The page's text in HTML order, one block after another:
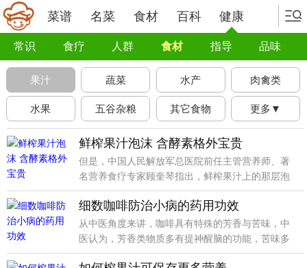
菜谱 名菜 食材 百科 健康
常识 食疗 人群 食材 指导 品味
果汁 蔬菜 水产 肉禽类
水果 五谷杂粮 其它食物 更多▼
鲜榨果汁泡沫 含酵素格外宝贵
但是，中国人民解放军总医院前任主管营养师、著
名营养食疗专家顾奎琴指出，鲜榨果汁上的那层泡
沫营养格外丰富，千万不能撇掉。
细数咖啡防治小病的药用功效
从中医角度来讲，咖啡具有特殊的芳香与苦味，中
医认为，芳香类物质多有提神醒脑的功能，苦味多
入心经，常饮咖啡有提神醒脑、消除疲劳的作用，